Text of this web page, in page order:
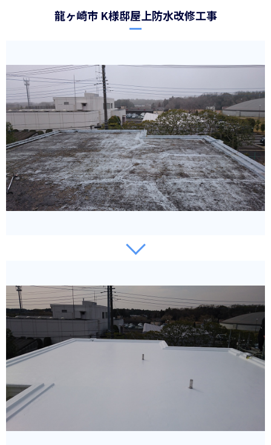
龍ヶ崎市 K様邸屋上防水改修工事